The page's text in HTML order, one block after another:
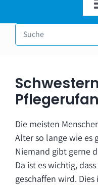
Die meisten
Alter so lange wie es
Niemand gibt gerne
Da ist es wichtig,
geschaffen wird.